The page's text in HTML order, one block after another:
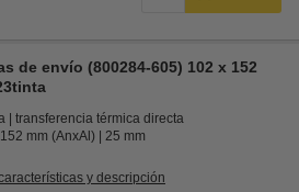
de envío (800284-605) 102 x 152
transferencia térmica directa
mm (AnxAl)
25 mm
y descripción